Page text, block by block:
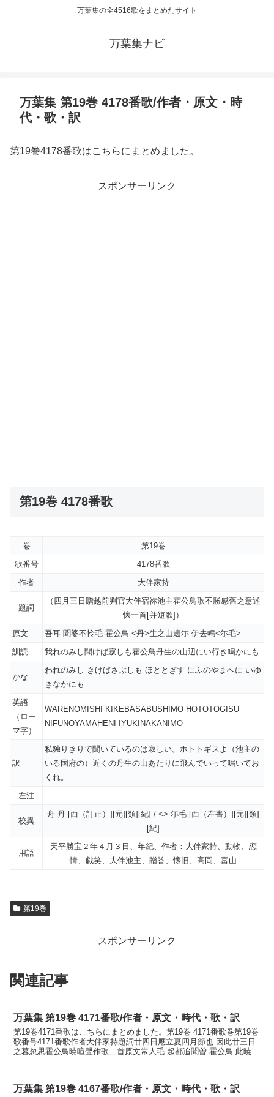
万葉集の全4516歌をまとめたサイト
万葉集ナビ
万葉集 第19巻 4178番歌/作者・原文・時
代・歌・訳
第19巻4178番歌はこちらにまとめました。
スポンサーリンク
第19巻 4178番歌
巻
第19巻
歌番号
4178番歌
作者
大伴家持
題詞
（四月三日贈越前判官大伴宿祢池主霍公鳥歌不勝感舊之意述
懐一首[并短歌]）
原文
吾耳 聞婆不怜毛 霍公鳥 <丹>生之山邊尓 伊去鳴<尓毛>
訓読
我れのみし聞けば寂しも霍公鳥丹生の山辺にい行き鳴かにも
かな
われのみし きけばさぶしも ほととぎす にふのやまへに いゆ
きなかにも
英語
（ロー
マ字）
WARENOMISHI KIKEBASABUSHIMO HOTOTOGISU
NIFUNOYAMAHENI IYUKINAKANIMO
訳
私独りきりで聞いているのは寂しい。ホトトギスよ（池主の
いる国府の）近くの丹生の山あたりに飛んでいって鳴いてお
くれ。
左注
–
校異
舟 丹 [西（訂正）][元][類][紀] / <> 尓毛 [西（左書）][元][類]
[紀]
用語
天平勝宝２年４月３日、年紀、作者：大伴家持、動物、恋
情、戯笑、大伴池主、贈答、懐旧、高岡、富山
第19巻
スポンサーリンク
関連記事
万葉集 第19巻 4171番歌/作者・原文・時代・歌・訳
第19巻4171番歌はこちらにまとめました。第19巻 4171番歌巻第19巻
歌番号4171番歌作者大伴家持題詞廿四日應立夏四月節也 因此廿三日
之暮忽思霍公鳥暁喧聲作歌二首原文常人毛 起都追聞曽 霍公鳥 此暁尓
万葉集 第19巻 4167番歌/作者・原文・時代・歌・訳